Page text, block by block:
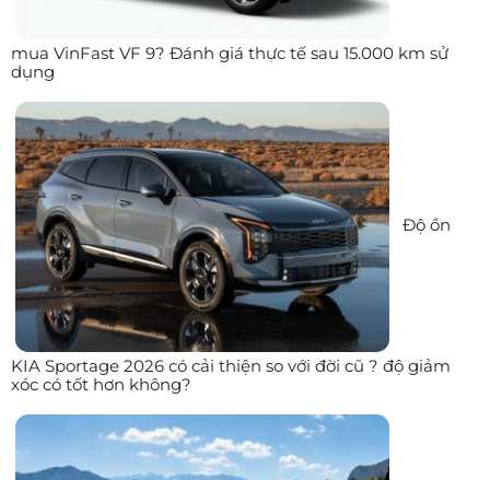
mua VinFast VF 9? Đánh giá thực tế sau 15.000 km sử
dụng
Độ ồn
KIA Sportage 2026 có cải thiện so với đời cũ ? độ giảm
xóc có tốt hơn không?